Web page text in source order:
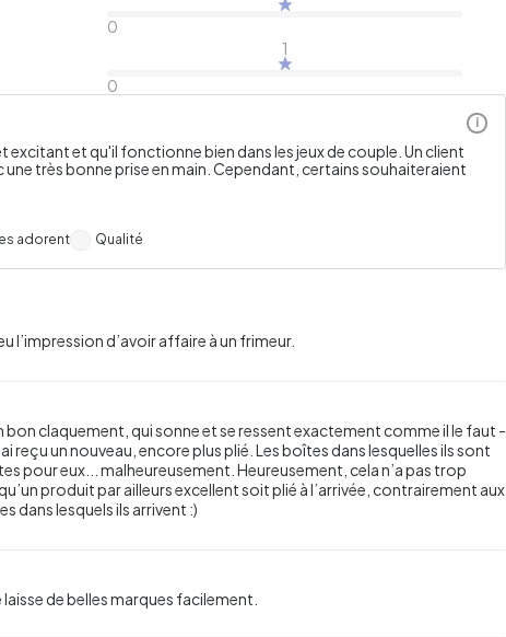
0
1
0
excitant et qu'il fonctionne bien dans les jeux de couple. Un client
une très bonne prise en main. Cependant, certains souhaiteraient
adorent Qualité
i
l’impression d’avoir affaire à un frimeur.
claquement, qui sonne et se ressent exactement comme il le faut -
reçu un nouveau, encore plus plié. Les boîtes dans lesquelles ils sont
pour eux... malheureusement. Heureusement, cela n’a pas trop
produit par ailleurs excellent soit plié à l’arrivée, contrairement aux
dans lesquels ils arrivent :)
de belles marques facilement.